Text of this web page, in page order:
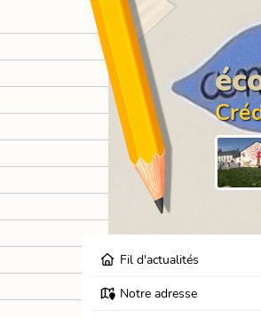
Fil d'actualités
Notre adresse